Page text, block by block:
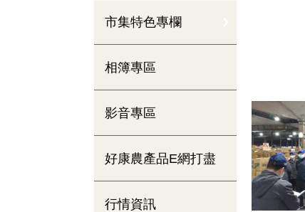
市集特色專欄
相簿專區
影音專區
好康農產品E網打盡
行情資訊